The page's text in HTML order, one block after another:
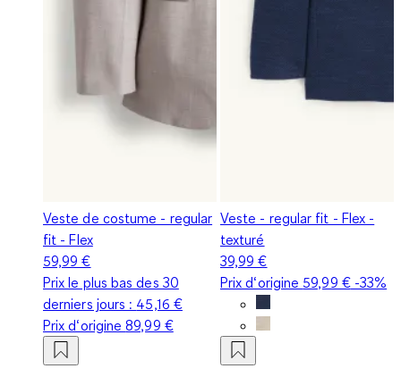
Veste de costume - regular
fit - Flex
59,99 €
Prix le plus bas des 30
derniers jours : 45,16 €
Prix d‘origine89,99 €
Veste - regular fit - Flex -
texturé
39,99 €
Prix d‘origine 59,99 €-33%